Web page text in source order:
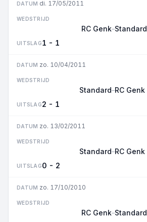
DATUM di. 17/05/2011
WEDSTRIJD
RC Genk–Standard
UITSLAG1 - 1
DATUM zo. 10/04/2011
WEDSTRIJD
Standard–RC Genk
UITSLAG2 - 1
DATUM zo. 13/02/2011
WEDSTRIJD
Standard–RC Genk
UITSLAG0 - 2
DATUM zo. 17/10/2010
WEDSTRIJD
RC Genk–Standard